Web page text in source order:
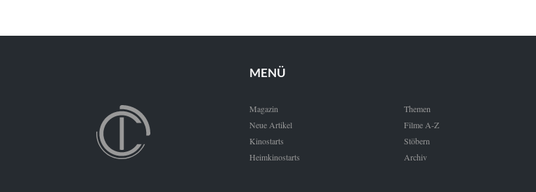
den Wettbewerb.
Schnee.
MENÜ
Magazin
Neue Artikel
Kinostarts
Heimkinostarts
Themen
Filme A-Z
Stöbern
Archiv